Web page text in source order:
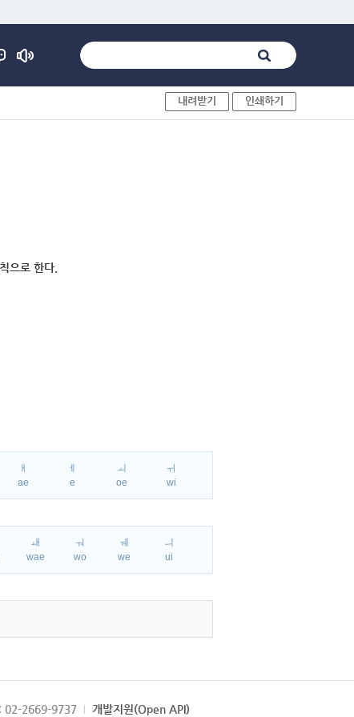
내려받기 인쇄하기
으로 한다.
ㅐ
ae
ㅔ
e
ㅚ
oe
ㅟ
wi
ㅙ
wae
ㅝ
wo
ㅞ
we
ㅢ
ui
02-2669-9737 개발지원(Open API)